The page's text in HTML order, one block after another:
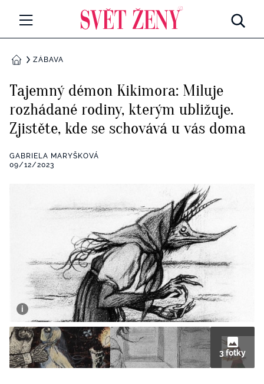
Všechny kategorie
Rozhovory
RETROHUBKY
Všechny kategorie
Testy a kvízy
Všechny kategorie
Tvoření
Rady a tipy
BurdaMedia
Extra
SVĚT ŽENY - 599 KČ
ROČNÍ PŘEDPLATNÉ SVĚT ŽENY +
SADA PRODUKTŮ MANA (10 ks)
DOMŮZÁBAVA
Tajemný démon Kikimora: Miluje
rozhádané rodiny, kterým ubližuje.
Zjistěte, kde se schovává u vás doma
GABRIELA MARYŠKOVÁ
09/12/2023
3 fotky